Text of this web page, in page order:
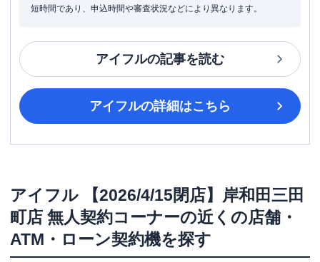
短時間であり、申込時間や審査状況などにより異なります。
アイフルの記事を読む
アイフルの詳細はこちら
アイフル
【2026/4/15閉店】岸和田三田
町店 無人契約コーナーの近くの店舗・
ATM・ローン契約機を探す